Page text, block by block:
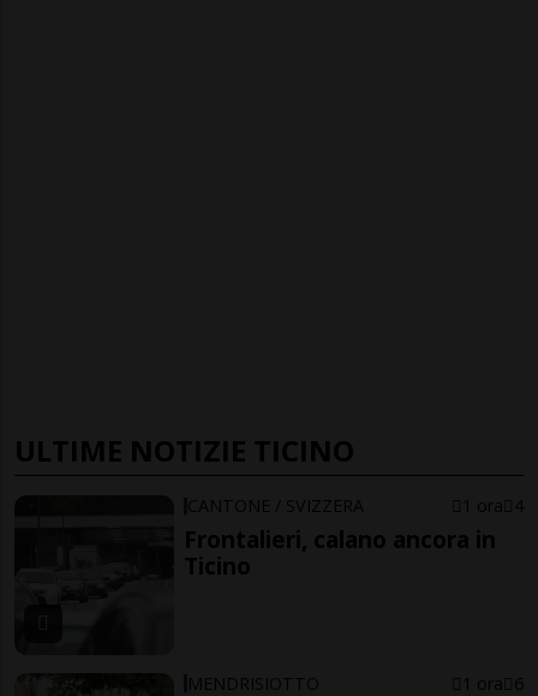
ULTIME NOTIZIE TICINO
CANTONE / SVIZZERA 1 ora 4
Frontalieri, calano ancora in
Ticino
MENDRISIOTTO 1 ora 6